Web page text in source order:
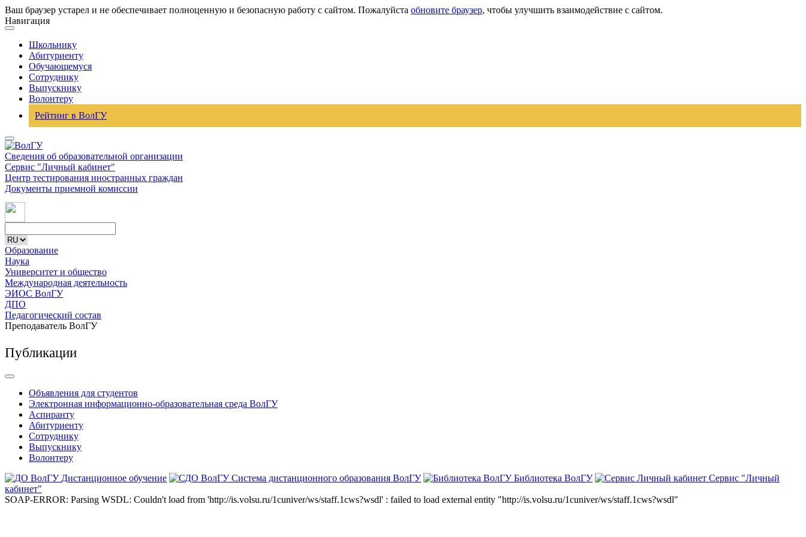
Ваш браузер устарел и не обеспечивает полноценную и безопасную работу с сайтом. Пожалуйста обновите браузер, чтобы улучшить взаимодействие с сайтом.
Навигация
Школьнику
Абитуриенту
Обучающемуся
Сотруднику
Выпускнику
Волонтеру
Рейтинг в ВолГУ
Сведения об образовательной организации
Сервис "Личный кабинет"
Центр тестирования иностранных граждан
Документы приемной комиссии
Образование
Наука
Университет и общество
Международная деятельность
ЭИОС ВолГУ
ДПО
Педагогический состав
Преподаватель ВолГУ
Публикации
Объявления для студентов
Электронная информационно-образовательная среда ВолГУ
Аспиранту
Абитуриенту
Сотруднику
Выпускнику
Волонтеру
Дистанционное обучение
Система дистанционного образования ВолГУ Библиотека ВолГУ
Сервис "Личный
кабинет"
SOAP-ERROR: Parsing WSDL: Couldn't load from 'http://is.volsu.ru/1cuniver/ws/staff.1cws?wsdl' : failed to load external entity "http://is.volsu.ru/1cuniver/ws/staff.1cws?wsdl"